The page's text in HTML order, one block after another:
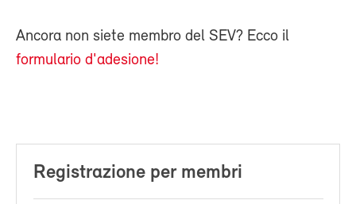
Ancora non siete membro del SEV? Ecco il
formulario d'adesione!
Registrazione per membri